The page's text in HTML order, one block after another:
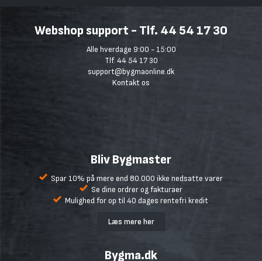
Webshop support - Tlf. 44 54 17 30
Alle hverdage 9:00 - 15:00
Tlf. 44 54 17 30
support@bygmaonline.dk
Kontakt os
Bliv Bygmaster
Spar 10% på mere end 80.000 ikke nedsatte varer
Se dine ordrer og fakturaer
Mulighed for op til 40 dages rentefri kredit
Læs mere her
Bygma.dk